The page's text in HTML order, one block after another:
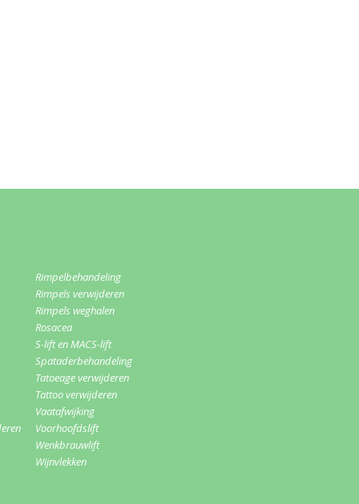
Rimpelbehandeling
Rimpels verwijderen
Rimpels weghalen
Rosacea
S-lift en MACS-lift
Spataderbehandeling
Tatoeage verwijderen
Tattoo verwijderen
Vaatafwijking
Voorhoofdslift
Wenkbrauwlift
Wijnvlekken